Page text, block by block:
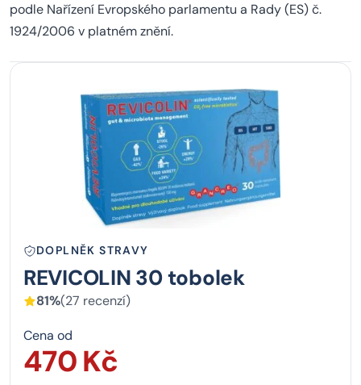
podle Nařízení Evropského parlamentu a Rady (ES) č.
1924/2006 v platném znění.
DOPLNĚK STRAVY
REVICOLIN 30 tobolek
81%(27 recenzí)
Cena od
470 Kč